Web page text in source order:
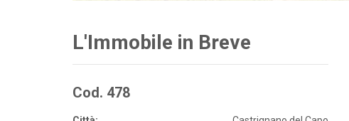
L'Immobile in Breve
Cod. 478